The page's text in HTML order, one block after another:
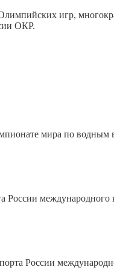
игр,
ОКР.
мира по водным
международного
России